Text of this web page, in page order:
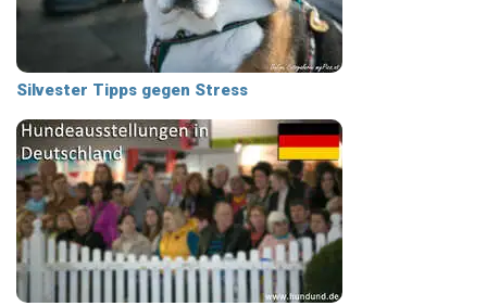
Silvester Tipps gegen Stress